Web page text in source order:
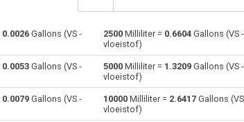
bu bu Bushels (UK) naar Milliliter
bu Bushels (VS) naar Milliliter
cl cl Centiliters naar Milliliter
Kubieke centimeter naar Milliliter
0.0026 Gallons (VS -
2500 Milliliter = 0.6604 Gallons (VS -
vloeistof)
0.0053 Gallons (VS -
5000 Milliliter = 1.3209 Gallons (VS -
vloeistof)
0.0079 Gallons (VS -
10000 Milliliter = 2.6417 Gallons
vloeistof)